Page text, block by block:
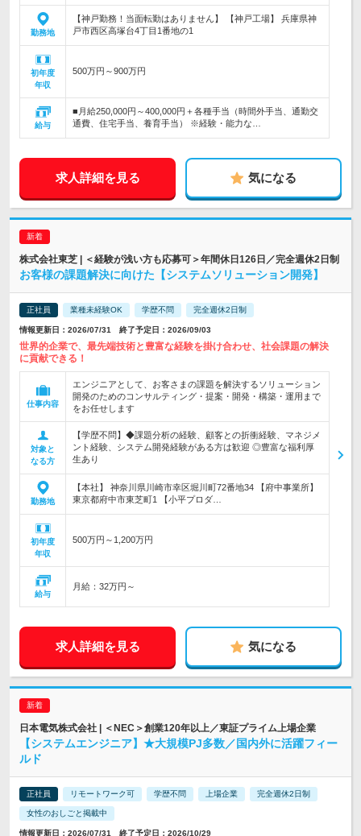
勤務地
【神戸勤務！当面転勤はありません】 【神戸工場】 兵庫県神
戸市西区高塚台4丁目1番地の1
初年度
年収
500万円～900万円
給与
■月給250,000円～400,000円＋各種手当（時間外手当、通勤交
通費、住宅手当、養育手当） ※経験・能力な…
求人詳細を見る 気になる
株式会社東芝 | ＜経験が浅い方も応募可＞年間休日126日／完全週休2日制
お客様の課題解決に向けた【システムソリューション開発】
正社員 業種未経験OK 学歴不問 完全週休2日制
情報更新日：2026/07/31 終了予定日：2026/09/03
世界的企業で、最先端技術と豊富な経験を掛け合わせ、社会課題の解決
に貢献できる！
仕事内容
エンジニアとして、お客さまの課題を解決するソリューション
開発のためのコンサルティング・提案・開発・構築・運用まで
をお任せします
対象と
なる方
【学歴不問】◆課題分析の経験、顧客との折衝経験、マネジメ
ント経験、システム開発経験がある方は歓迎 ◎豊富な福利厚
生あり
勤務地
【本社】 神奈川県川崎市幸区堀川町72番地34 【府中事業所】
東京都府中市東芝町1 【小平プロダ…
初年度
年収
500万円～1,200万円
給与
月給：32万円～
求人詳細を見る 気になる
日本電気株式会社 | ＜NEC＞創業120年以上／東証プライム上場企業
【システムエンジニア】★大規模PJ多数／国内外に活躍フィー
ルド
正社員 リモートワーク可 学歴不問 上場企業 完全週休2日制
女性のおしごと掲載中
情報更新日：2026/07/31 終了予定日：2026/10/29